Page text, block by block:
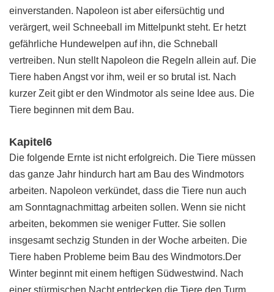
einverstanden. Napoleon ist aber eifersüchtig und
verärgert, weil Schneeball im Mittelpunkt steht. Er hetzt
gefährliche Hundewelpen auf ihn, die Schneball
vertreiben. Nun stellt Napoleon die Regeln allein auf. Die
Tiere haben Angst vor ihm, weil er so brutal ist. Nach
kurzer Zeit gibt er den Windmotor als seine Idee aus. Die
Tiere beginnen mit dem Bau.
Kapitel6
Die folgende Ernte ist nicht erfolgreich. Die Tiere müssen
das ganze Jahr hindurch hart am Bau des Windmotors
arbeiten. Napoleon verkündet, dass die Tiere nun auch
am Sonntagnachmittag arbeiten sollen. Wenn sie nicht
arbeiten, bekommen sie weniger Futter. Sie sollen
insgesamt sechzig Stunden in der Woche arbeiten. Die
Tiere haben Probleme beim Bau des Windmotors.Der
Winter beginnt mit einem heftigen Südwestwind. Nach
einer stürmischen Nacht entdecken die Tiere den Turm